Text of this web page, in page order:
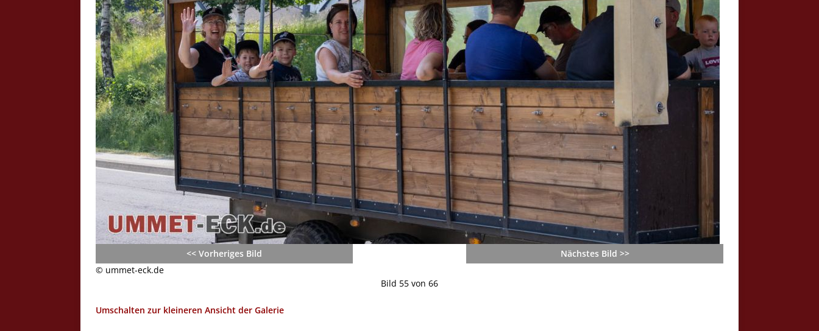
<< Vorheriges Bild
Nächstes Bild >>
© ummet-eck.de
Bild 55 von 66
Umschalten zur kleineren Ansicht der Galerie